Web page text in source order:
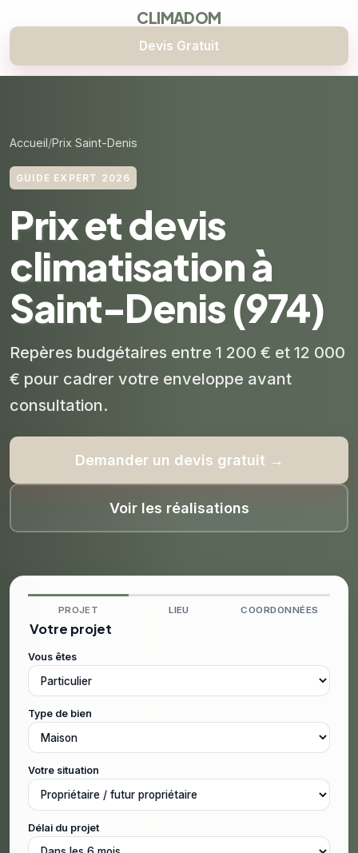
CLIMADOM
Devis Gratuit
Accueil Prix Saint-Denis
GUIDE EXPERT 2026
Prix et devis
climatisation à
Saint-Denis (974)
Repères budgétaires entre 1 200 € et 12 000
€ pour cadrer votre enveloppe avant
consultation.
Demander un devis gratuit →
Voir les réalisations
PROJET LIEU COORDONNÉES
Votre projet
Vous êtes
Type de bien
Votre situation
Délai du projet